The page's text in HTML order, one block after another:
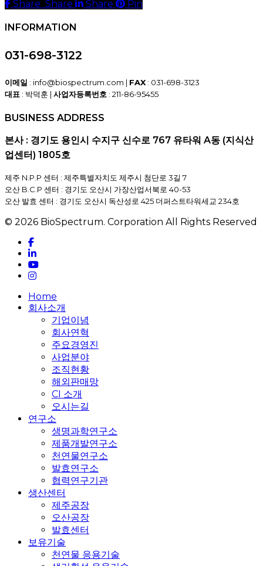
Share
Share Share Share Pin
INFORMATION
031-698-3122
이메일 : info@biospectrum.com | FAX : 031-698-3123
대표 : 박덕훈 | 사업자등록번호 : 211-86-95455
BUSINESS ADDRESS
본사 : 경기도 용인시 수지구 신수로 767 유타워 A동 (지식산
업센터) 1805호
제주 N.P.P 센터 : 제주특별자치도 제주시 첨단로 3길 7
오산 B.C.P 센터 : 경기도 오산시 가장산업서북로 40-53
오산 발효 센터 : 경기도 오산시 독산성로 425 더퍼스트타워세교 234호
© 2026 BioSpectrum. Corporation All Rights Reserved
facebook
linkedin
youtube
instagram
Close
Menu
Home
회사소개
기업이념
회사연혁
주요경영진
사업분야
조직현황
해외판매망
CI 소개
오시는길
연구소
생명과학연구소
제품개발연구소
천연물연구소
발효연구소
협력연구기관
생산센터
제주공장
오산공장
발효센터
보유기술
천연물 응용기술